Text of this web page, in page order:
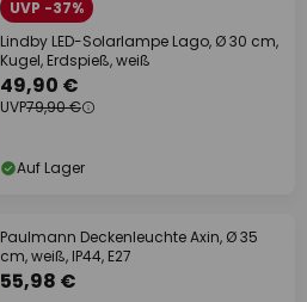
UVP -37%
Lindby LED-Solarlampe Lago, Ø 30 cm,
Kugel, Erdspieß, weiß
49,90 €
UVP79,90 €
Auf Lager
Paulmann Deckenleuchte Axin, Ø 35
cm, weiß, IP44, E27
55,98 €